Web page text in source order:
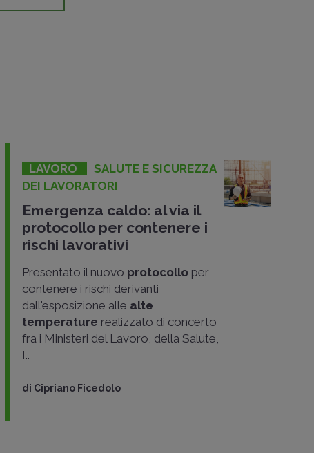
LAVORO
SALUTE E SICUREZZA
DEI LAVORATORI
Emergenza caldo: al via il
protocollo per contenere i
rischi lavorativi
Presentato il nuovo protocollo per
contenere i rischi derivanti
dall'esposizione alle alte
temperature realizzato di concerto
fra i Ministeri del Lavoro, della Salute,
I..
di Cipriano Ficedolo